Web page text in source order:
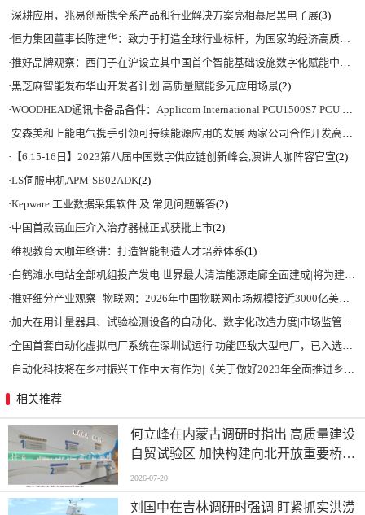
·深耕应用，兆易创新携全系产品和行业解决方案亮相慕尼黑电子展(3)
·恒力集团董事长陈建华：致力于打造全球行业标杆，为国家的经济高质量发展贡献更大力量|上海电气集团党委书记、董事长吴磊来访
·推好品牌观察：西门子在沪设立其中国首个智能基础设施数字化赋能中心
·黑芝麻智能发布华山开发者计划 高质量赋能多元应用场景(2)
·WOODHEAD通讯卡备品备件：Applicom International PCU1500S7 PCU 1500 S7 V4.5.0
·安森美和上能电气携手引领可持续能源应用的发展 两家公司合作开发高性能储能和太阳能组串式逆变器方案 以实现可持续的未来
· 【6.15-16日】2023第八届中国数字供应链创新峰会,演讲大咖阵容官宣(2)
·LS伺服电机APM-SB02ADK(2)
·Kepware 工业数据采集软件 及 常见问题解答(2)
·中国首款高血压介入治疗器械正式获批上市(2)
·维视教育大咖年终讲：打造智能制造人才培养体系(1)
·白鹤滩水电站全部机组投产发电 世界最大清洁能源走廊全面建成|将为建设新型能源体系、保障国家能源安全、实现“双碳”目标提供有力支撑
·推好细分产业观察--物联网：2026年中国物联网市场规模接近3000亿美元 智慧工厂、智慧城市、智慧电网等将占60%以上
·加大在用计量器具、试验检测设备的自动化、数字化改造力度|市场监管总局 工业和信息化部 关于促进企业计量能力提升的指导意见
·全国首套自动化虚拟电厂系统在深圳试运行 功能匹敌大型电厂，已入选国际典型案例
· 自动化科技将在乡村振兴工作中大有作为|《关于做好2023年全面推进乡村振兴重点工作的意见》发布
相关推荐
何立峰在内蒙古调研时指出 高质量建设
自贸试验区 加快构建向北开放重要桥头
堡
2026-07-20
刘国中在吉林调研时强调 盯紧抓实洪涝